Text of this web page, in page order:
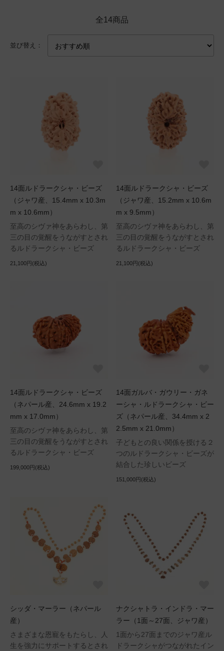
全14商品
並び替え：
14面ルドラークシャ・ビーズ
（ジャワ産、15.4mm x 10.3m
m x 10.6mm）
至高のシヴァ神をあらわし、第
三の目の覚醒をうながすとされ
るルドラークシャ・ビーズ
21,100円(税込)
14面ルドラークシャ・ビーズ
（ジャワ産、15.2mm x 10.6m
m x 9.5mm）
至高のシヴァ神をあらわし、第
三の目の覚醒をうながすとされ
るルドラークシャ・ビーズ
21,100円(税込)
14面ルドラークシャ・ビーズ
（ネパール産、24.6mm x 19.2
mm x 17.0mm）
至高のシヴァ神をあらわし、第
三の目の覚醒をうながすとされ
るルドラークシャ・ビーズ
199,000円(税込)
14面ガルバ・ガウリー・ガネ
ーシャ・ルドラークシャ・ビー
ズ（ネパール産、34.4mm x 2
2.5mm x 21.0mm）
子どもとの良い関係を授ける２
つのルドラークシャ・ビーズが
結合した珍しいビーズ
151,000円(税込)
シッダ・マーラー（ネパール
産）
さまざまな恩寵をもたらし、人
生を強力にサポートするとされ
ナクシャトラ・インドラ・マー
ラー（1面～27面、ジャワ産）
1面から27面までのジャワ産ル
ドラークシャがつながれたイン